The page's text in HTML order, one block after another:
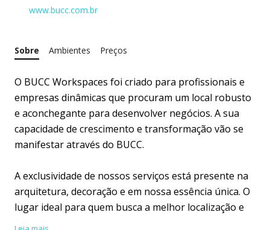
www.bucc.com.br
Sobre Ambientes Preços
O BUCC Workspaces foi criado para profissionais e
empresas dinâmicas que procuram um local robusto
e aconchegante para desenvolver negócios. A sua
capacidade de crescimento e transformação vão se
manifestar através do BUCC.
A exclusividade de nossos serviços está presente na
arquitetura, decoração e em nossa essência única. O
lugar ideal para quem busca a melhor localização e
alto padrão de atendimento.